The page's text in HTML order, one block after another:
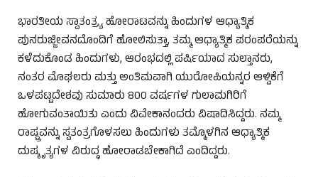
ಭಾರತೀಯ ಸ್ವಾತಂತ್ರ್ಯ ಹೋರಾಟವನ್ನು ಹಿಂದುಗಳ ಆಧ್ಯಾತ್ಮಿಕ
ಪುನರುಜ್ಜೀವನದೊಂದಿಗೆ ಹೋಲಿಸುತ್ತಾ, ತಮ್ಮ ಆಧ್ಯಾತ್ಮಿಕ ಪರಂಪರೆಯನ್ನು
ಕಳೆದುಕೊಂಡ ಹಿಂದುಗಳು, ಆರಂಭದಲ್ಲಿ ಪರ್ಷಿಯಾದ ಸುಲ್ತಾನರು,
ನಂತರ ಮೊಘಲರು ಮತ್ತು ಅಂತಿಮವಾಗಿ ಯುರೋಪಿಯನ್ನರ ಆಳ್ವಿಕೆಗೆ
ಒಳಪಟ್ಟದೇಶವು ಸುಮಾರು 800 ವರ್ಷಗಳ ಗುಲಾಮಗಿರಿಗೆ
ಹೋಗುವಂತಾಯಿತು ಎಂದು ವಿವೇಕಾನಂದರು ವಿಷಾದಿಸಿದ್ದರು. ನಮ್ಮ
ರಾಷ್ಟ್ರವನ್ನು ಸ್ವತಂತ್ರಗೊಳಸಲು ಹಿಂದುಗಳು ತಮ್ಮೊಳಗಿನ ಆಧ್ಯಾತ್ಮಿಕ
ದುಷ್ಕೃತ್ಯಗಳ ವಿರುದ್ಧ ಹೋರಾಡಬೇಕಾಗಿದೆ ಎಂದಿದ್ದರು.